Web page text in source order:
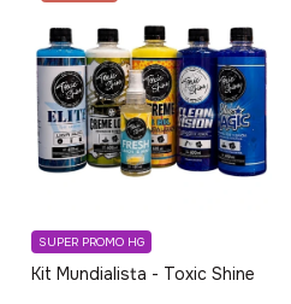
Kit Mundialista - Toxic Shine
SUPER PROMO HG